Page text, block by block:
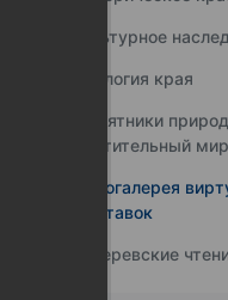
Культурное
Экология края
Памятники
растительный мир
Фотогалерея
выставок
Юферевские